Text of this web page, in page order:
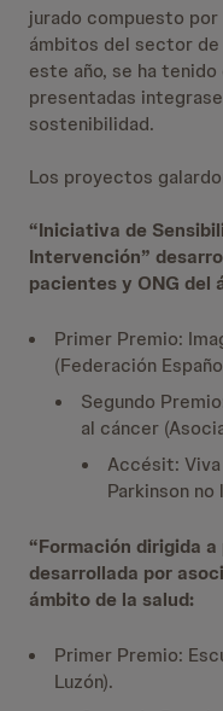
jurado compuesto
ámbitos del sector de
este año, se ha
presentadas
sostenibilidad.
Los proyectos
“Iniciativa de
Intervención”
pacientes y ONG del
Primer Premio:
(Federación
Segundo
al cáncer
Accésit:
Parkinson
“Formación dirigida
desarrollada por
ámbito de la salud:
Primer Premio:
Luzón).